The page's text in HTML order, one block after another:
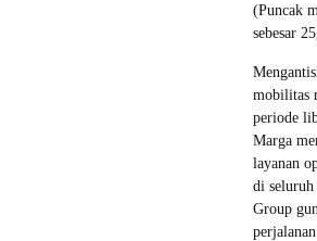
(Puncak
sebesar
mobilitas
periode
Marga
layanan
di seluruh
Group